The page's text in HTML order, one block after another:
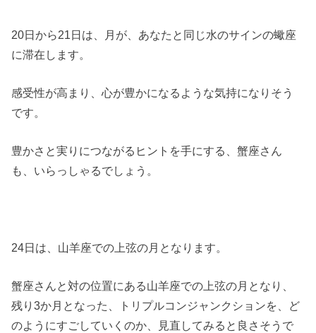
20日から21日は、月が、あなたと同じ水のサインの蠍座
に滞在します。
感受性が高まり、心が豊かになるような気持になりそう
です。
豊かさと実りにつながるヒントを手にする、蟹座さん
も、いらっしゃるでしょう。
24日は、山羊座での上弦の月となります。
蟹座さんと対の位置にある山羊座での上弦の月となり、
残り3か月となった、トリプルコンジャンクションを、ど
のようにすごしていくのか、見直してみると良さそうで